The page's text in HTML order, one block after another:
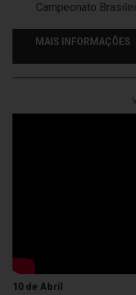
Campeonato
MAIS INFORMAÇÕES
10 de Abril